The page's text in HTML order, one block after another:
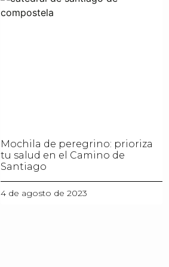
Mochila de peregrino: prioriza
tu salud en el Camino de
Santiago
4 de agosto de 2023